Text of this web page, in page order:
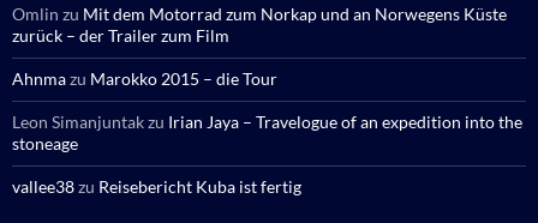
Omlin zu Mit dem Motorrad zum Norkap und an Norwegens Küste
zurück – der Trailer zum Film
Ahnmazu Marokko 2015 – die Tour
Leon Simanjuntakzu Irian Jaya – Travelogue of an expedition into the
stoneage
vallee38zu Reisebericht Kuba ist fertig